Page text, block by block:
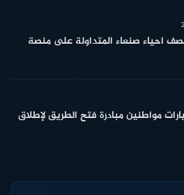
احياء صنعاء المتداولة على منصة
مواطنين مبادرة فتح الطريق لإطلاق